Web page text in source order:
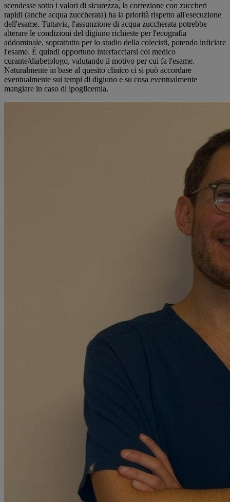
scendesse sotto i valori di sicurezza, la correzione con zuccheri
rapidi (anche acqua zuccherata) ha la priorità rispetto all'esecuzione
dell'esame. Tuttavia, l'assunzione di acqua zuccherata potrebbe
alterare le condizioni del digiuno richieste per l'ecografia
addominale, soprattutto per lo studio della colecisti, potendo inficiare
l'esame. È quindi opportuno interfacciarsi col medico
curante/diabetologo, valutando il motivo per cui fa l'esame.
Naturalmente in base al quesito clinico ci si può accordare
eventualmente sui tempi di digiuno e su cosa eventualmente
mangiare in caso di ipoglicemia.